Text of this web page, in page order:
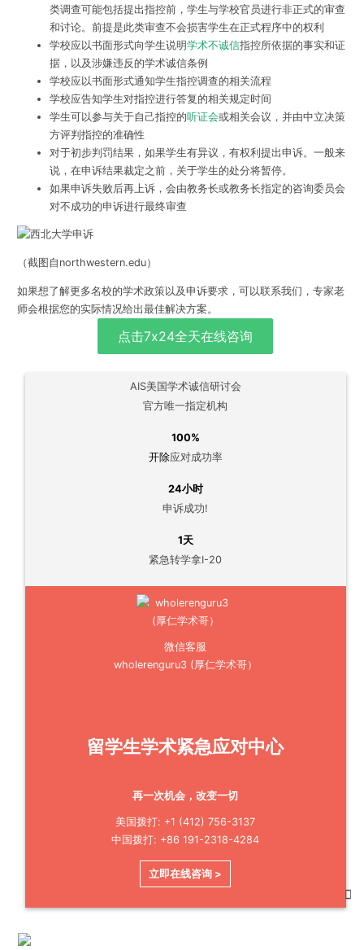
类调查可能包括提出指控前，学生与学校官员进行非正式的审查
和讨论。前提是此类审查不会损害学生在正式程序中的权利
学校应以书面形式向学生说明学术不诚信指控所依据的事实和证
据，以及涉嫌违反的学术诚信条例
学校应以书面形式通知学生指控调查的相关流程
学校应告知学生对指控进行答复的相关规定时间
学生可以参与关于自己指控的听证会或相关会议，并由中立决策
方评判指控的准确性
对于初步判罚结果，如果学生有异议，有权利提出申诉。一般来
说，在申诉结果裁定之前，关于学生的处分将暂停。
如果申诉失败后再上诉，会由教务长或教务长指定的咨询委员会
对不成功的申诉进行最终审查
（截图自northwestern.edu）
如果想了解更多名校的学术政策以及申诉要求，可以联系我们，专家老
师会根据您的实际情况给出最佳解决方案。
点击7x24全天在线咨询
AIS美国学术诚信研讨会
官方唯一指定机构
100%
开除应对成功率
24小时
申诉成功!
1天
紧急转学拿I-20
微信客服
wholerenguru3 (厚仁学术哥）
留学生学术紧急应对中心
再一次机会，改变一切
美国拨打: +1 (412) 756-3137
中国拨打: +86 191-2318-4284
立即在线咨询 >